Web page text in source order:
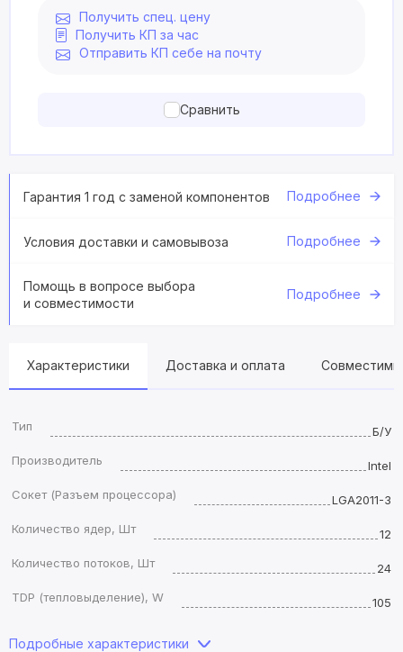
Получить спец. цену
Получить КП за час
Отправить КП себе на почту
Сравнить
Гарантия 1 год с заменой компонентов Подробнее
Условия доставки и самовывоза Подробнее
Помощь в вопросе выбора
и совместимости
Подробнее
Характеристики Доставка и оплата
Тип
Б/У
Производитель
Intel
Сокет (Разъем процессора)
LGA2011-3
Количество ядер, Шт
12
Количество потоков, Шт
24
TDP (тепловыделение), W
105
Подробные характеристики